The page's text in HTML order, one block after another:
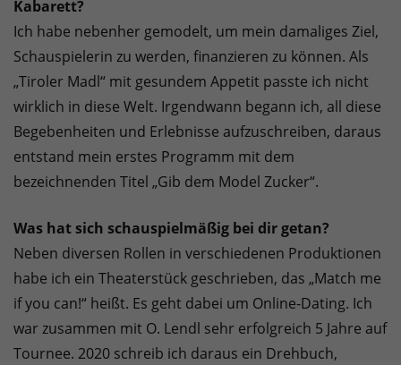
Kabarett?
Ich habe nebenher gemodelt, um mein damaliges Ziel,
Schauspielerin zu werden, finanzieren zu können. Als
„Tiroler Madl“ mit gesundem Appetit passte ich nicht
wirklich in diese Welt. Irgendwann begann ich, all diese
Begebenheiten und Erlebnisse aufzuschreiben, daraus
entstand mein erstes Programm mit dem
bezeichnenden Titel „Gib dem Model Zucker“.
Was hat sich schauspielmäßig bei dir getan?
Neben diversen Rollen in verschiedenen Produktionen
habe ich ein Theaterstück geschrieben, das „Match me
if you can!“ heißt. Es geht dabei um Online-Dating. Ich
war zusammen mit O. Lendl sehr erfolgreich 5 Jahre auf
Tournee. 2020 schreib ich daraus ein Drehbuch,